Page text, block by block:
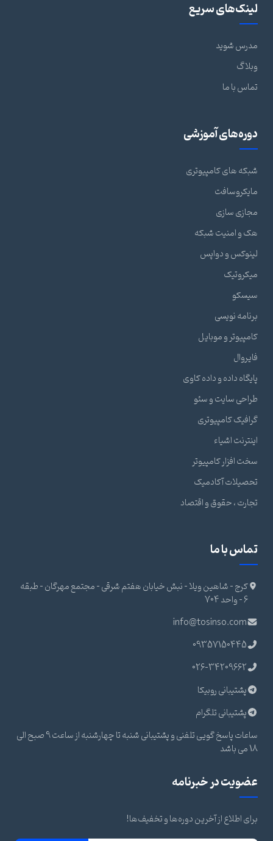
لینک‌های سریع
مدرس شوید
وبلاگ
تماس با ما
دوره‌های آموزشی
شبکه های کامپیوتری
مایکروسافت
مجازی سازی
هک و امنیت شبکه
لینوکس و دواپس
میکروتیک
سیسکو
برنامه نویسی
کامپیوتر و موبایل
فایروال
پایگاه داده و داده کاوی
طراحی سایت و سئو
گرافیک کامپیوتری
اینترنت اشیاء
سخت افزار کامپیوتر
تحصیلات آکادمیک
تجارت ، حقوق و اقتصاد
تماس با ما
کرج - شاهین ویلا - نبش خیابان هفتم شرقی - مجتمع مهرگان - طبقه
info@tosinso.com
09357150445
026-34209662
پشتیبانی روبیکا
پشتیبانی تلگرام
ساعات پاسخ گویی تلفنی و پشتیبانی شنبه تا چهارشنبه از ساعت 9 صبح الی
عضویت در خبرنامه
برای اطلاع از آخرین دوره‌ها و تخفیف‌ها!